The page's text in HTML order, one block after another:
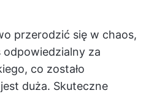
przerodzić się w chaos,
za
co zostało
duża. Skuteczne